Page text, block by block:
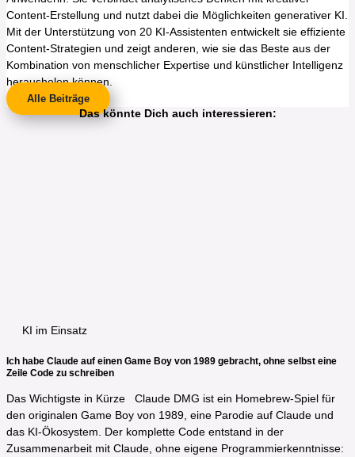
Content-Erstellung und nutzt dabei die Möglichkeiten generativer KI.
Mit der Unterstützung von 20 KI-Assistenten entwickelt sie effiziente
Content-Strategien und zeigt anderen, wie sie das Beste aus der
Kombination von menschlicher Expertise und künstlicher Intelligenz
herausholen können.
Alle Beiträge
Das könnte Dich auch interessieren:
KI im Einsatz
Ich habe Claude auf einen Game Boy von 1989 gebracht, ohne selbst eine
Zeile Code zu schreiben
Das Wichtigste in Kürze​ Claude DMG ist ein Homebrew-Spiel für
den originalen Game Boy von 1989, eine Parodie auf Claude und
das KI-Ökosystem. Der komplette Code entstand in der
Zusammenarbeit mit Claude, ohne eigene Programmierkenntnisse: